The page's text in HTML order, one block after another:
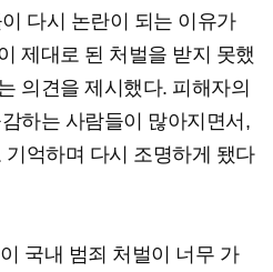
다시 논란이 되는 이유가
제대로 된 처벌을 받지 못했
의견을 제시했다. 피해자의
하는 사람들이 많아지면서,
억하며 다시 조명하게 됐다
국내 범죄 처벌이 너무 가